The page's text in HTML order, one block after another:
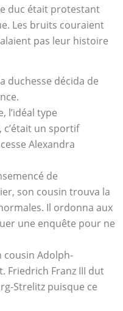
duc était protestant
Les bruits couraient
pas leur histoire
duchesse décida de
l’idéal type
c’était un sportif
Alexandra
de
son cousin trouva la
Il ordonna aux
une enquête pour ne
cousin Adolph-
Friedrich Franz III dut
Strelitz puisque ce